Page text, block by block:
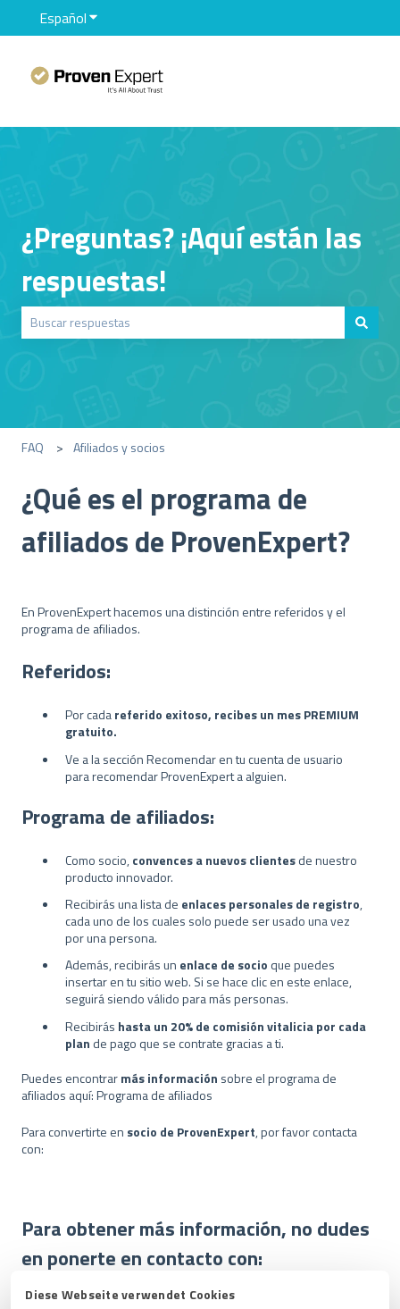
Diese Webseite verwendet Cookies
EspañolTraducciones de Mostrar submenú de
¿Preguntas? ¡Aquí están las
respuestas!
FAQ Afiliados y socios
¿Qué es el programa de
afiliados de ProvenExpert?
En ProvenExpert hacemos una distinción entre referidos y el
programa de afiliados.
Referidos:
Por cadareferido exitoso, recibes un mes PREMIUM
gratuito.
Ve a la sección Recomendar en tu cuenta de usuario
para recomendar ProvenExpert a alguien.
Programa de afiliados:
Como socio,convences a nuevos clientesde nuestro
producto innovador.
Recibirás una lista de enlaces personales de registro,
cada uno de los cuales solo puede ser usado una vez
por una persona.
Además, recibirás un enlace de socio que puedes
insertar en tu sitio web. Si se hace clic en este enlace,
seguirá siendo válido para más personas.
Recibirás hasta un 20% de comisión vitalicia por cada
plan de pago que se contrate gracias a ti.
Puedes encontrarmás información sobre el programa de
afiliados aquí: Programa de afiliados
Para convertirte en socio de ProvenExpert, por favor contacta
con:
Para obtener más información, no dudes
en ponerte en contacto con: